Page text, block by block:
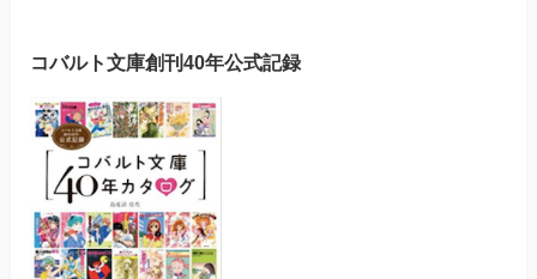
コバルト文庫創刊40年公式記録